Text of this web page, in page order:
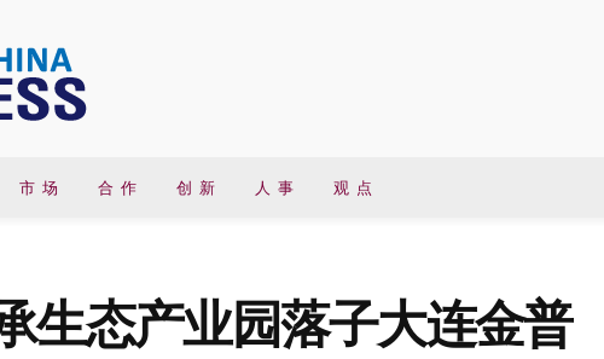
市 场 合 作 创 新 人 事 观 点
生态产业园落子大连金普